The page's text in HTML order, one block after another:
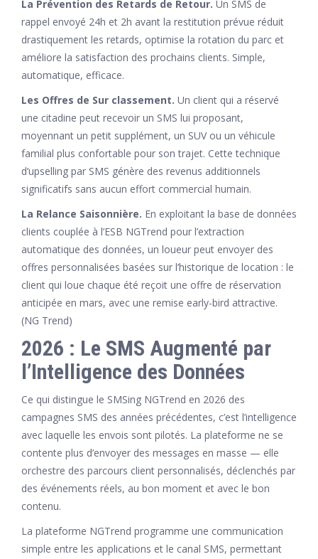
La Prévention des Retards de Retour. Un SMS de
rappel envoyé 24h et 2h avant la restitution prévue réduit
drastiquement les retards, optimise la rotation du parc et
améliore la satisfaction des prochains clients. Simple,
automatique, efficace.
Les Offres de Sur classement. Un client qui a réservé
une citadine peut recevoir un SMS lui proposant,
moyennant un petit supplément, un SUV ou un véhicule
familial plus confortable pour son trajet. Cette technique
d’upselling par SMS génère des revenus additionnels
significatifs sans aucun effort commercial humain.
La Relance Saisonnière. En exploitant la base de données
clients couplée à l’ESB NGTrend pour l’extraction
automatique des données, un loueur peut envoyer des
offres personnalisées basées sur l’historique de location : le
client qui loue chaque été reçoit une offre de réservation
anticipée en mars, avec une remise early-bird attractive.
(NG Trend)
2026 : Le SMS Augmenté par
l’Intelligence des Données
Ce qui distingue le SMSing NGTrend en 2026 des
campagnes SMS des années précédentes, c’est l’intelligence
avec laquelle les envois sont pilotés. La plateforme ne se
contente plus d’envoyer des messages en masse — elle
orchestre des parcours client personnalisés, déclenchés par
des événements réels, au bon moment et avec le bon
contenu.
La plateforme NGTrend programme une communication
simple entre les applications et le canal SMS, permettant